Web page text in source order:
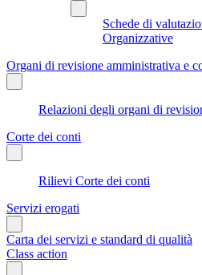
Schede di
Organizzative
Organi di revisione amministrativa e
Relazioni degli organi di
Corte dei conti
Rilievi Corte dei conti
Servizi erogati
Carta dei servizi e standard di qualità
Class action